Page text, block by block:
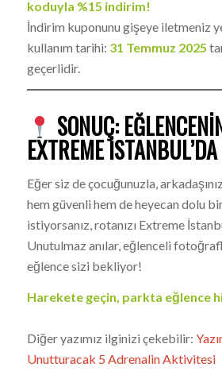
koduyla %15 indirim!
İndirim kuponunu gişeye iletmeniz
kullanım tarihi: 31 Temmuz 2025
geçerlidir.
SONUÇ:
EXTREME
Eğer siz de çocuğunuzla,
hem güvenli hem de heyecan dolu
istiyorsanız, rotanızı Extreme
Unutulmaz anılar, eğlenceli
eğlence sizi bekliyor!
Harekete geçin, parkta eğlence
Diğer yazımız ilginizi çekebilir:
Unutturacak 5 Adrenalin Aktivitesi